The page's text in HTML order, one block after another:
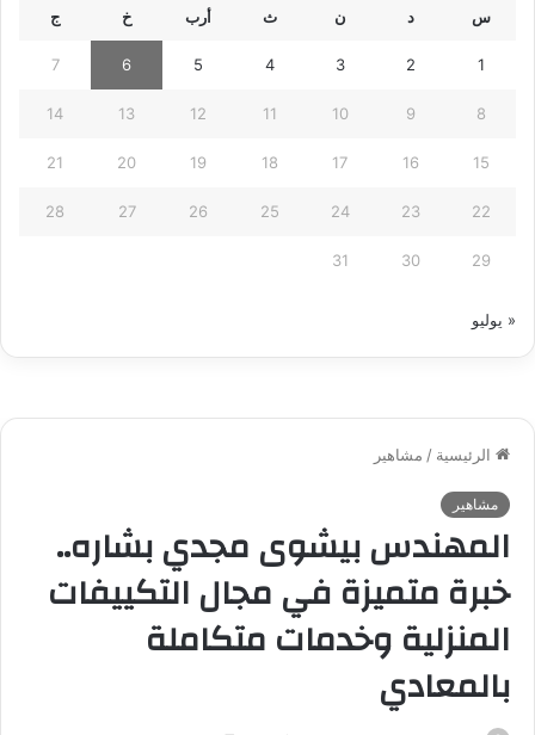
س د ن ث أرب خ ج
1
2
3
4
5
6
7
8
9
10
11
12
13
14
15
16
17
18
19
20
21
22
23
24
25
26
27
28
29
30
31
« يوليو